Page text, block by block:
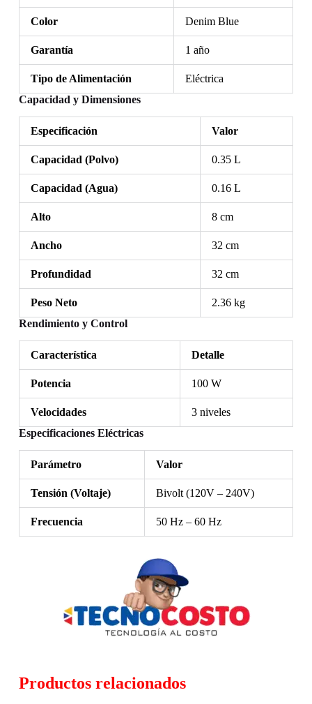
Color Denim Blue
Garantía 1 año
Tipo de Alimentación
Eléctrica
Capacidad y Dimensiones
Especificación Valor
Capacidad (Polvo) 0.35 L
Capacidad (Agua) 0.16 L
Alto 8 cm
Ancho 32 cm
Profundidad 32 cm
Peso Neto
2.36 kg
Rendimiento y Control
Característica Detalle
Potencia 100 W
Velocidades
3 niveles
Especificaciones Eléctricas
Parámetro Valor
Tensión (Voltaje) Bivolt (120V – 240V)
Frecuencia 50 Hz – 60 Hz
Productos relacionados